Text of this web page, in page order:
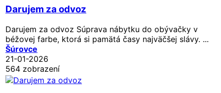
Darujem za odvoz
Darujem za odvoz Súprava nábytku do obývačky v
béžovej farbe, ktorá si pamätá časy najväčšej slávy. ...
Šúrovce
21-01-2026
564 zobrazení